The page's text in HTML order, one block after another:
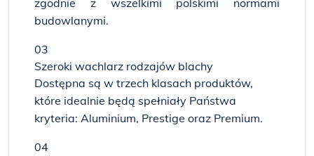
zgodnie z wszelkimi polskimi normami
budowlanymi.
03
Szeroki wachlarz rodzajów blachy
Dostępna są w trzech klasach produktów,
które idealnie będą spełniały Państwa
kryteria: Aluminium, Prestige oraz Premium.
04